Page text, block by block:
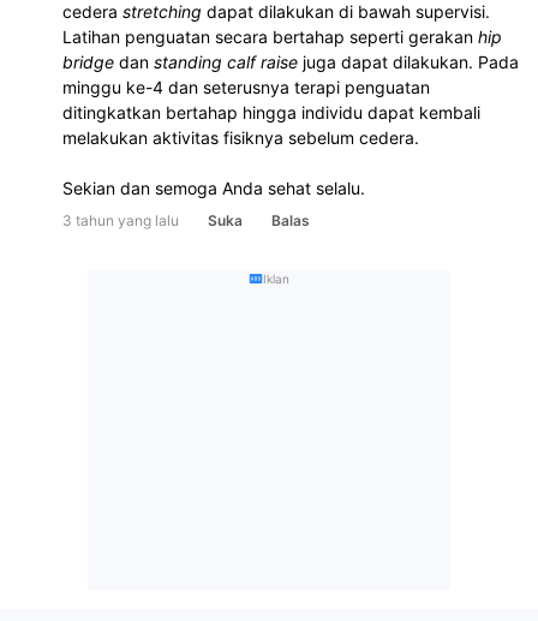
cedera stretching dapat dilakukan di bawah supervisi.
Latihan penguatan secara bertahap seperti gerakan hip
bridge dan standing calf raise juga dapat dilakukan. Pada
minggu ke-4 dan seterusnya terapi penguatan
ditingkatkan bertahap hingga individu dapat kembali
melakukan aktivitas fisiknya sebelum cedera.
Sekian dan semoga Anda sehat selalu.
3 tahun yang lalu Suka Balas
Iklan